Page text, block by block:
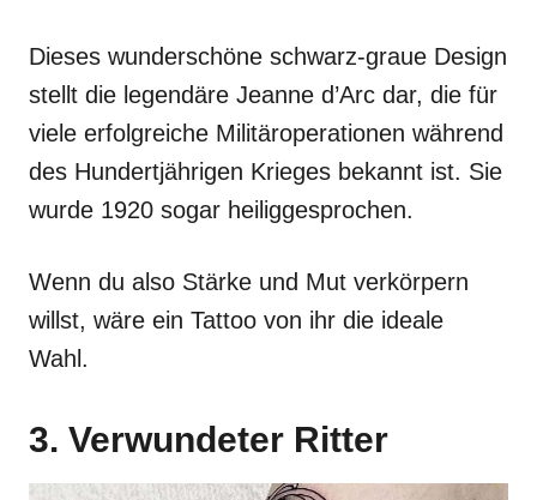
Dieses wunderschöne schwarz-graue Design
stellt die legendäre Jeanne d’Arc dar, die für
viele erfolgreiche Militäroperationen während
des Hundertjährigen Krieges bekannt ist. Sie
wurde 1920 sogar heiliggesprochen.
Wenn du also Stärke und Mut verkörpern
willst, wäre ein Tattoo von ihr die ideale
Wahl.
3. Verwundeter Ritter